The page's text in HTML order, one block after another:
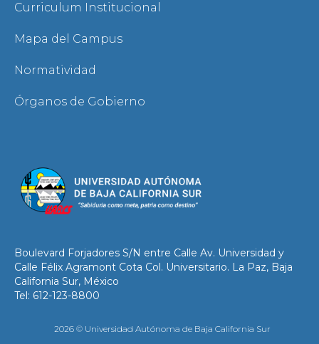
Curriculum Institucional
Mapa del Campus
Normatividad
Órganos de Gobierno
Boulevard Forjadores S/N entre Calle Av. Universidad y
Calle Félix Agramont Cota Col. Universitario. La Paz, Baja
California Sur, México
Tel: 612-123-8800
2026 © Universidad Autónoma de Baja California Sur